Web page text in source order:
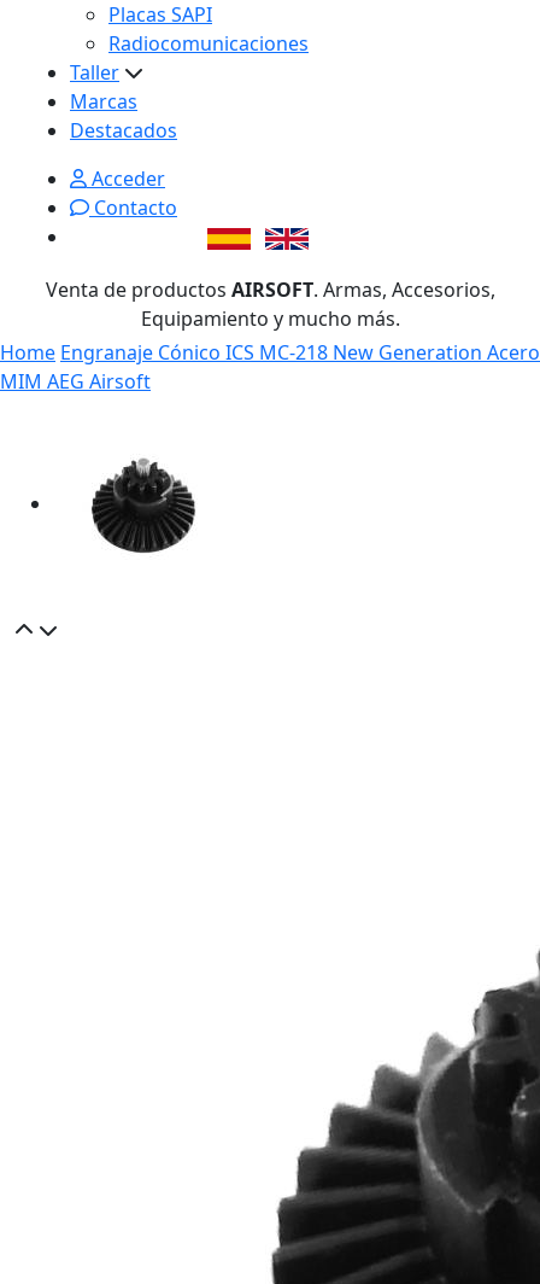
Placas SAPI
Radiocomunicaciones
Taller
Marcas
Destacados
Acceder
Contacto
Venta de productos AIRSOFT. Armas, Accesorios,
Equipamiento y mucho más.
Home Engranaje Cónico ICS MC-218 New Generation Acero
MIM AEG Airsoft